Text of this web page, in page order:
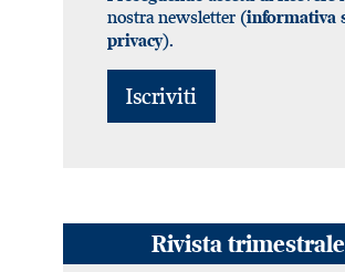
nostra newsletter (informativa
privacy).
Rivista trimestrale